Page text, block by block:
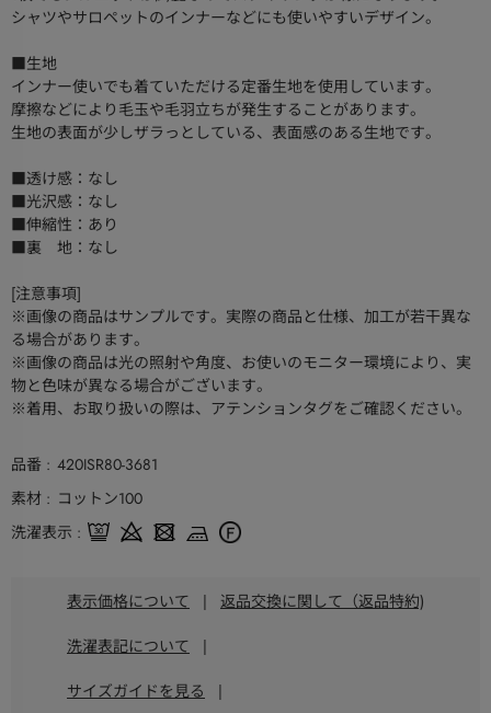
シャツやサロペットのインナーなどにも使いやすいデザイン。
■生地
インナー使いでも着ていただける定番生地を使用しています。
摩擦などにより毛玉や毛羽立ちが発生することがあります。
生地の表面が少しザラっとしている、表面感のある生地です。
■透け感：なし
■光沢感：なし
■伸縮性：あり
■裏 地：なし
[注意事項]
※画像の商品はサンプルです。実際の商品と仕様、加工が若干異な
る場合があります。
※画像の商品は光の照射や角度、お使いのモニター環境により、実
物と色味が異なる場合がございます。
※着用、お取り扱いの際は、アテンションタグをご確認ください。
品番
420ISR80-3681
素材
コットン100
洗濯表示
表示価格について | 返品交換に関して（返品特約)
洗濯表記について |
サイズガイドを見る |